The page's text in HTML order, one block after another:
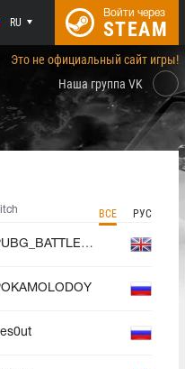
RU
Войти через
STEAM
Это не официальный сайт игры!
Наша группа VK
ВСЕ РУС
PUBG_BATTLEGROUNDS